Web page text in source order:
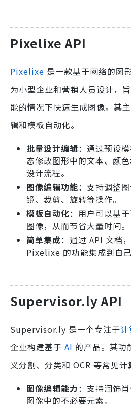
Pixelixe API
Pixelixe 是一款基于网络的图
为小型企业和营销人员设计，
能的情况下快速生成图像。其
辑和模板自动化。
批量设计编辑：通过预设
态修改图形中的文本、颜
设计流程。
图像编辑功能：支持调整
镜、裁剪、旋转等操作。
模板自动化：用户可以基
图像，从而节省大量时间。
简单集成：通过 API 文档
Pixelixe 的功能集成到自己
Supervisor.ly API
Supervisor.ly 是一个专注于计
企业构建基于 AI 的产品。其功
义分割、分类和 OCR 等常见计
图像编辑能力：支持润饰
图像中的不必要元素。